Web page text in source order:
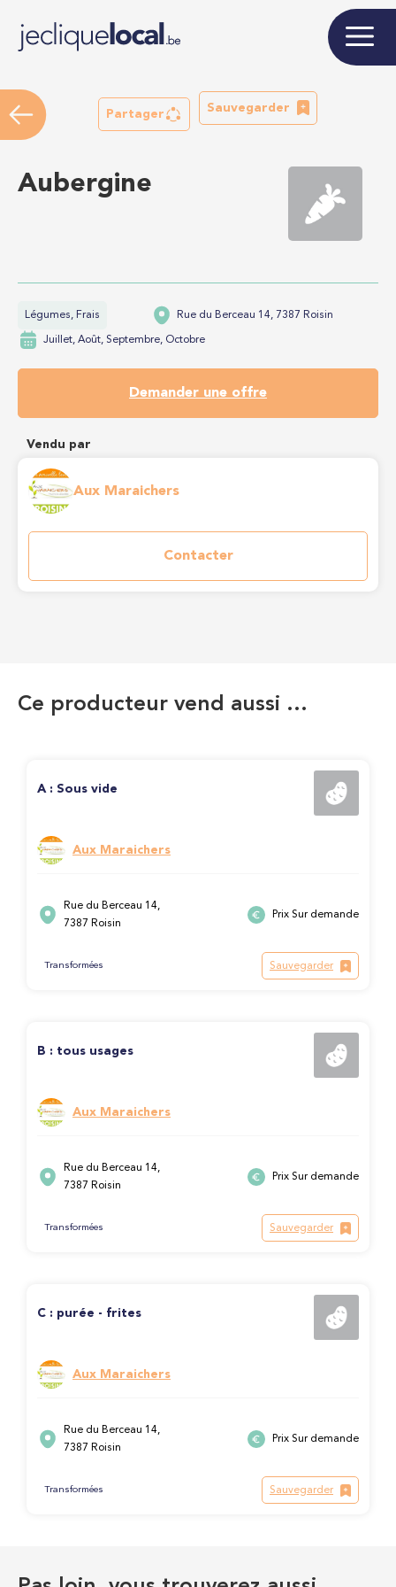
Partager
Sauvegarder
Aubergine
Légumes, Frais Rue du Berceau 14, 7387 Roisin
Juillet, Août, Septembre, Octobre
Demander une offre
Vendu par
Aux Maraichers
Contacter
Ce producteur vend aussi …
A : Sous vide
Aux Maraichers
Rue du Berceau 14,
7387 Roisin
Prix Sur demande
Transformées Sauvegarder
B : tous usages
Aux Maraichers
Rue du Berceau 14,
7387 Roisin
Prix Sur demande
Transformées Sauvegarder
C : purée - frites
Aux Maraichers
Rue du Berceau 14,
7387 Roisin
Prix Sur demande
Transformées Sauvegarder